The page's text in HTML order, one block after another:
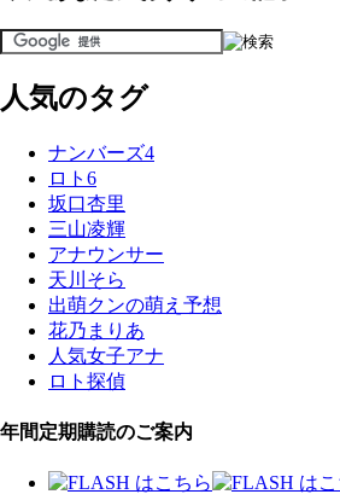
人気のタグ
ナンバーズ4
ロト6
坂口杏里
三山凌輝
アナウンサー
天川そら
出萌クンの萌え予想
花乃まりあ
人気女子アナ
ロト探偵
年間定期購読のご案内